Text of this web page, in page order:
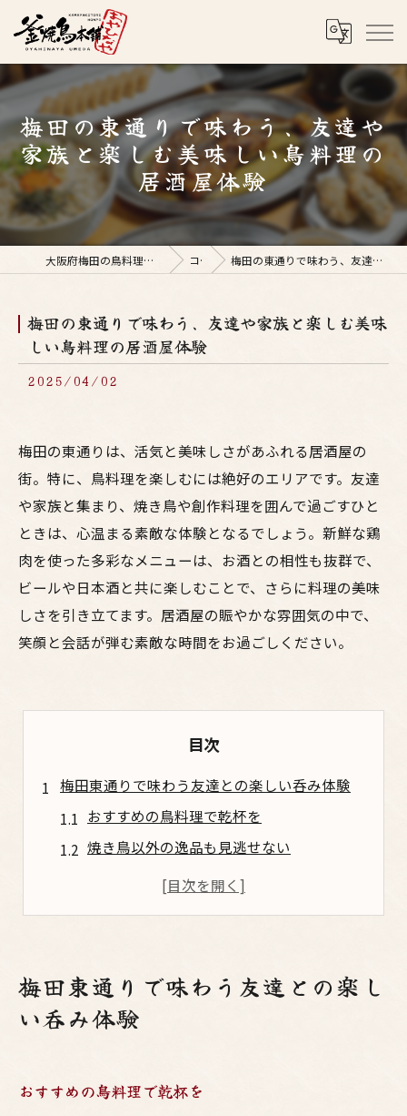
梅田の東通りで味わう、友達や
家族と楽しむ美味しい鳥料理の
居酒屋体験
大阪府梅田の鳥料理なら釜焼鳥本舗おやひなや 梅田店 コラム 梅田の東通りで味わう、友達や家族と楽しむ美味しい鳥料理の居酒屋体験
梅田の東通りで味わう、友達や家族と楽しむ美味
しい鳥料理の居酒屋体験
2025/04/02
梅田の東通りは、活気と美味しさがあふれる居酒屋の
街。特に、鳥料理を楽しむには絶好のエリアです。友達
や家族と集まり、焼き鳥や創作料理を囲んで過ごすひと
ときは、心温まる素敵な体験となるでしょう。新鮮な鶏
肉を使った多彩なメニューは、お酒との相性も抜群で、
ビールや日本酒と共に楽しむことで、さらに料理の美味
しさを引き立てます。居酒屋の賑やかな雰囲気の中で、
笑顔と会話が弾む素敵な時間をお過ごしください。
目次
梅田東通りで味わう友達との楽しい呑み体験
おすすめの鳥料理で乾杯を
焼き鳥以外の逸品も見逃せない
お酒の選び方で盛り上がる会話
家族で楽しむ東通りの美味い鳥料理居酒屋
家族みんなで楽しむおすすめメニュー
家族連れに優しいお店の選び方
梅田東通りで味わう友達との楽し
い呑み体験
おすすめの鳥料理で乾杯を